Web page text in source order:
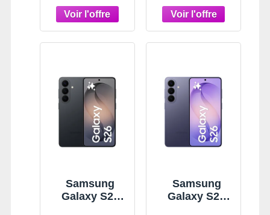
Samsung
Galaxy S26
Samsung
Galaxy S26